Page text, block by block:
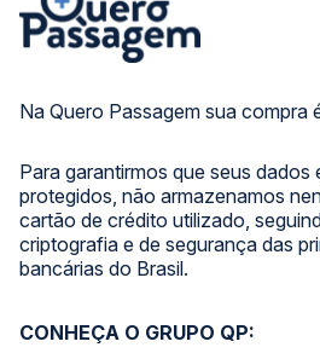
Na Quero Passagem sua compra
Para garantirmos que seus dados
protegidos, não armazenamos
cartão de crédito utilizado,
criptografia e de segurança das
bancárias do Brasil.
CONHEÇA O GRUPO QP: